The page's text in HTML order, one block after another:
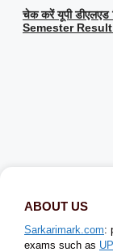
चेक करें यूपी
Semester
ABOUT US
Sarkarimark.com:
exams such as